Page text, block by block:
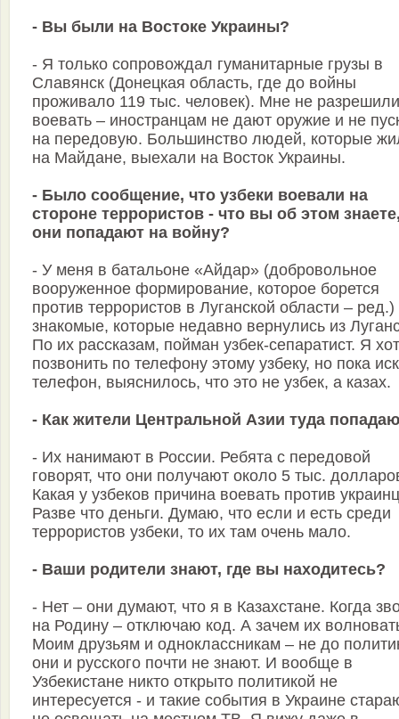
- Вы были на Востоке Украины?
- Я только сопровождал гуманитарные грузы в
Славянск (Донецкая область, где до войны
проживало 119 тыс. человек). Мне не разрешили
воевать – иностранцам не дают оружие и не
на передовую. Большинство людей, которые
на Майдане, выехали на Восток Украины.
- Было сообщение, что узбеки воевали на
стороне террористов - что вы об этом
они попадают на войну?
- У меня в батальоне «Айдар» (добровольное
вооруженное формирование, которое борется
против террористов в Луганской области – ред.)
знакомые, которые недавно вернулись из
По их рассказам, пойман узбек-сепаратист. Я
позвонить по телефону этому узбеку, но пока
телефон, выяснилось, что это не узбек, а казах.
- Как жители Центральной Азии туда
- Их нанимают в России. Ребята с передовой
говорят, что они получают около 5 тыс.
Какая у узбеков причина воевать против
Разве что деньги. Думаю, что если и есть среди
террористов узбеки, то их там очень мало.
- Ваши родители знают, где вы находитесь?
- Нет – они думают, что я в Казахстане. Когда
на Родину – отключаю код. А зачем их
Моим друзьям и одноклассникам – не до
они и русского почти не знают. И вообще в
Узбекистане никто открыто политикой не
интересуется - и такие события в Украине